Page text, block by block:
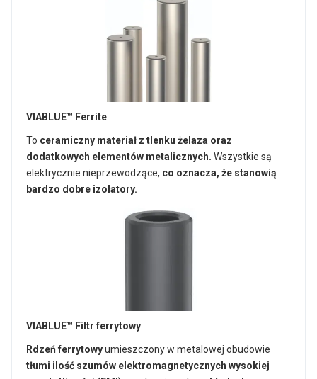
VIABLUE™ Ferrite
To ceramiczny materiał z tlenku żelaza oraz
dodatkowych elementów metalicznych. Wszystkie są
elektrycznie nieprzewodzące, co oznacza, że stanowią
bardzo dobre izolatory.
VIABLUE™ Filtr ferrytowy
Rdzeń ferrytowyumieszczony w metalowej obudowie
tłumi ilość szumów elektromagnetycznych wysokiej